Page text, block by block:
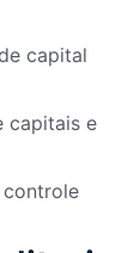
capital
capitais e
controle